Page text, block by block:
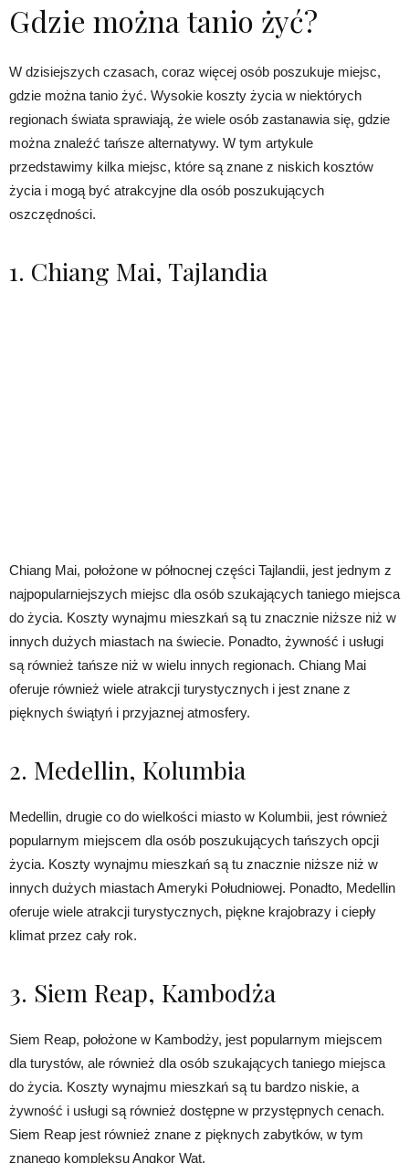
Gdzie można tanio żyć?
W dzisiejszych czasach, coraz więcej osób poszukuje miejsc,
gdzie można tanio żyć. Wysokie koszty życia w niektórych
regionach świata sprawiają, że wiele osób zastanawia się, gdzie
można znaleźć tańsze alternatywy. W tym artykule
przedstawimy kilka miejsc, które są znane z niskich kosztów
życia i mogą być atrakcyjne dla osób poszukujących
oszczędności.
1. Chiang Mai, Tajlandia
Chiang Mai, położone w północnej części Tajlandii, jest jednym z
najpopularniejszych miejsc dla osób szukających taniego miejsca
do życia. Koszty wynajmu mieszkań są tu znacznie niższe niż w
innych dużych miastach na świecie. Ponadto, żywność i usługi
są również tańsze niż w wielu innych regionach. Chiang Mai
oferuje również wiele atrakcji turystycznych i jest znane z
pięknych świątyń i przyjaznej atmosfery.
2. Medellin, Kolumbia
Medellin, drugie co do wielkości miasto w Kolumbii, jest również
popularnym miejscem dla osób poszukujących tańszych opcji
życia. Koszty wynajmu mieszkań są tu znacznie niższe niż w
innych dużych miastach Ameryki Południowej. Ponadto, Medellin
oferuje wiele atrakcji turystycznych, piękne krajobrazy i ciepły
klimat przez cały rok.
3. Siem Reap, Kambodża
Siem Reap, położone w Kambodży, jest popularnym miejscem
dla turystów, ale również dla osób szukających taniego miejsca
do życia. Koszty wynajmu mieszkań są tu bardzo niskie, a
żywność i usługi są również dostępne w przystępnych cenach.
Siem Reap jest również znane z pięknych zabytków, w tym
znanego kompleksu Angkor Wat.